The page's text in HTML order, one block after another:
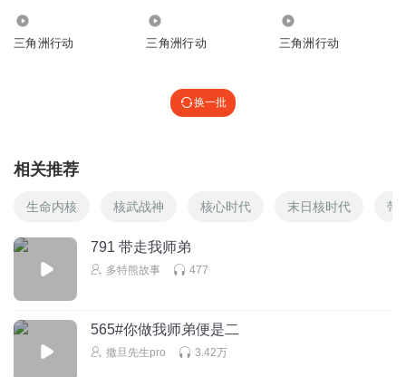
三角洲行动 三角洲行动 三角洲行动
换一批
相关推荐
生命内核 核武战神 核心时代 末日核时代 带
791 带走我师弟
多特熊故事 477
565#你做我师弟便是二
撒旦先生pro 3.42万